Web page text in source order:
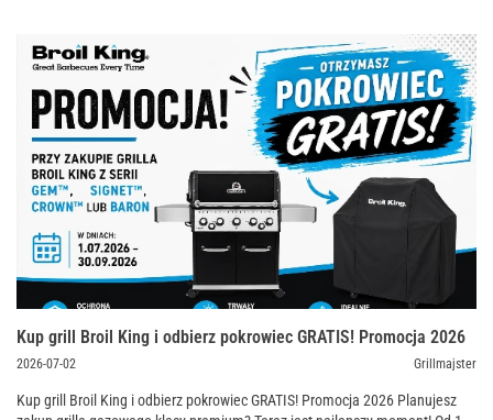
Kup grill Broil King i odbierz pokrowiec GRATIS! Promocja 2026
2026-07-02 Grillmajster
Kup grill Broil King i odbierz pokrowiec GRATIS! Promocja 2026 Planujesz